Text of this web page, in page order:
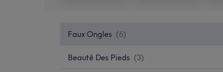
Faux Ongles (6)
Beauté Des Pieds (3)